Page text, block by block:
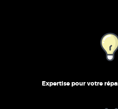
Expertise pour votre